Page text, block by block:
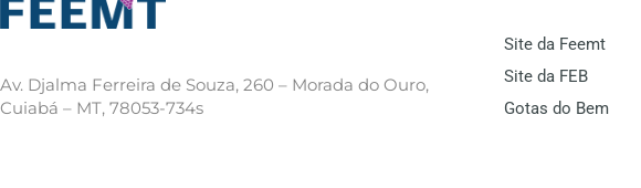
Av. Djalma Ferreira de Souza, 260 – Morada do Ouro,
Cuiabá – MT, 78053-734s
Site da Feemt
Site da FEB
Gotas do Bem